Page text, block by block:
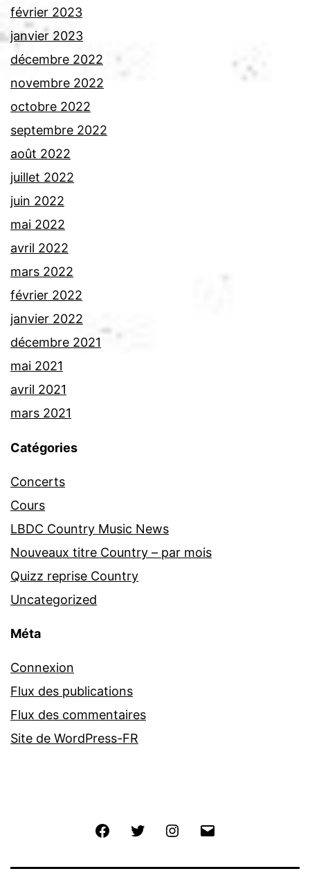
février 2023
janvier 2023
décembre 2022
novembre 2022
octobre 2022
septembre 2022
août 2022
juillet 2022
juin 2022
mai 2022
avril 2022
mars 2022
février 2022
janvier 2022
décembre 2021
mai 2021
avril 2021
mars 2021
Catégories
Concerts
Cours
LBDC Country Music News
Nouveaux titre Country – par mois
Quizz reprise Country
Uncategorized
Méta
Connexion
Flux des publications
Flux des commentaires
Site de WordPress-FR
FacebookTwitter Instagram